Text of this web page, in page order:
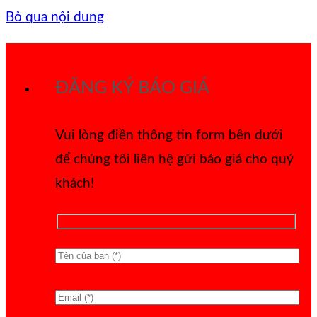
Bỏ qua nội dung
ĐĂNG KÝ BÁO GIÁ
Vui lòng điền thông tin form bên dưới
để chúng tôi liên hệ gửi báo giá cho quý
khách!